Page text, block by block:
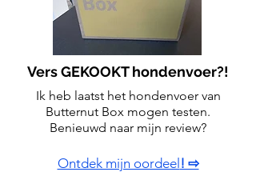
Vers GEKOOKT hondenvoer?!
Ik heb laatst het hondenvoer van
Butternut Box mogen testen.
Benieuwd naar mijn review?
Ontdek mijn oordeel ! ⇨